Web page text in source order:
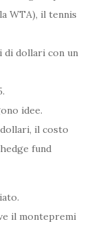
WTA), il tennis
di dollari con un
idee.
il costo
fund
il montepremi